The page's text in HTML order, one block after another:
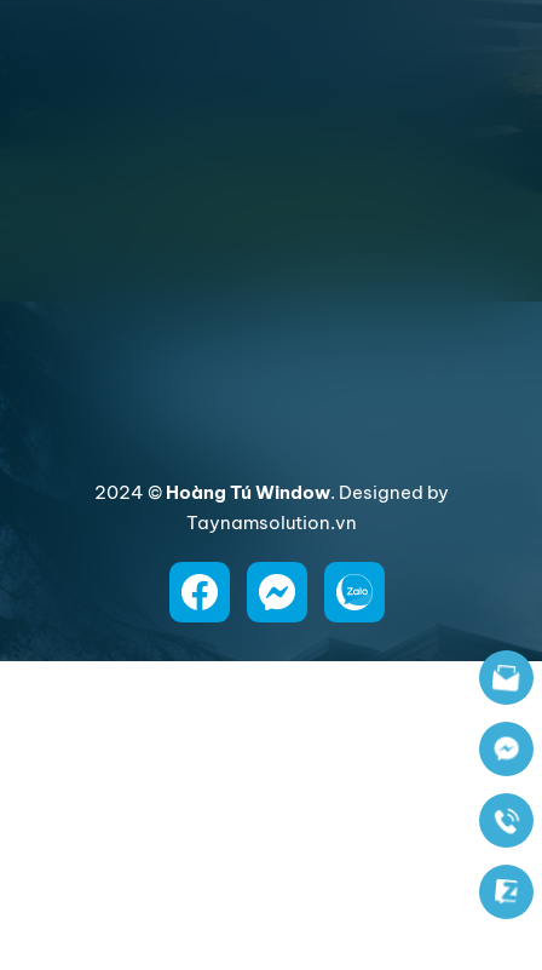
2024 © Hoàng Tú Window. Designed by
Taynamsolution.vn